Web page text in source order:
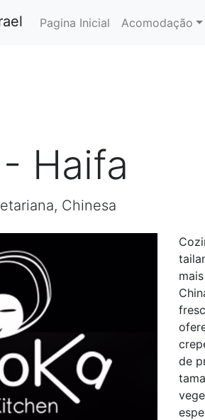
Pagina Inicial Acomodação
Haifa
Chinesa
de